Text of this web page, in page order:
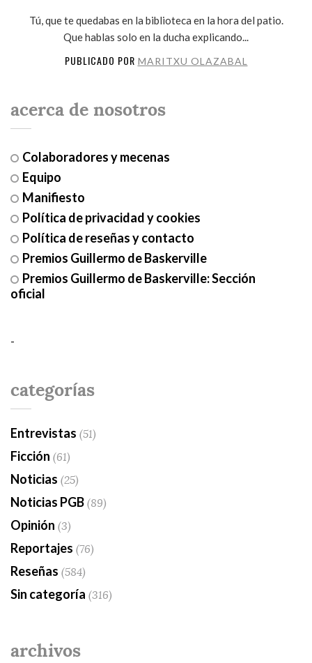
Tú, que te quedabas en la biblioteca en la hora del patio.
Que hablas solo en la ducha explicando...
PUBLICADO POR MARITXU OLAZABAL
acerca de nosotros
Colaboradores y mecenas
Equipo
Manifiesto
Política de privacidad y cookies
Política de reseñas y contacto
Premios Guillermo de Baskerville
Premios Guillermo de Baskerville: Sección
oficial
-
categorías
Entrevistas (51)
Ficción (61)
Noticias (25)
Noticias PGB(89)
Opinión (3)
Reportajes (76)
Reseñas (584)
Sin categoría (316)
archivos